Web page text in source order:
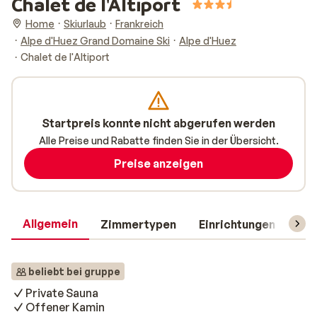
Home Skiurlaub
Frankreich
Alpe d'Huez Grand Domaine Ski
Alpe d'Huez
Chalet de l'Altiport
Allgemein Zimmertypen Einrichtungen
beliebt bei gruppe
Private Sauna
Offener Kamin
Startpreis konnte nicht abgerufen werden
Alle Preise und Rabatte finden Sie in der Übersicht.
Preise anzeigen